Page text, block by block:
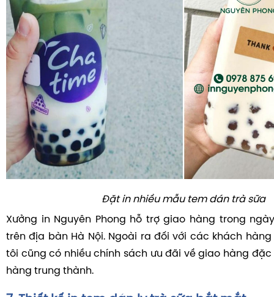
Đặt in nhiều mẫu tem dán trà sữa
Xưởng in Nguyên Phong hỗ trợ giao hàng trong
trên địa bàn Hà Nội. Ngoài ra đối với các khách
tôi cũng có nhiều chính sách ưu đãi về giao hàng
hàng trung thành.